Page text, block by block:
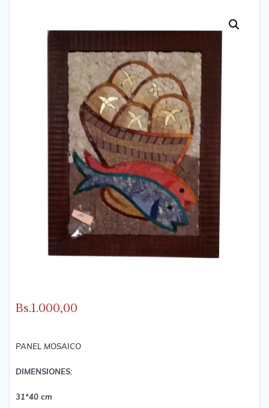
Bs.1.000,00
PANEL MOSAICO
DIMENSIONES:
31*40 cm